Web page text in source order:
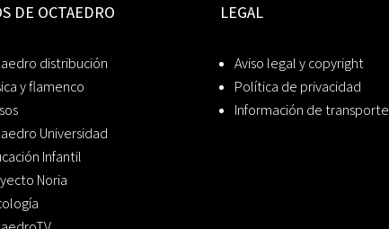
DE OCTAEDRO
distribución
y flamenco
Universidad
Infantil
Noria
LEGAL
Aviso legal y copyright
Política de privacidad
Información de transporte